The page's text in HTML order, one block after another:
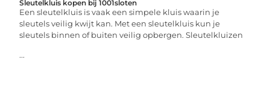
Sleutelkluis kopen bij 1001sloten
Een sleutelkluis is vaak een simpele kluis waarin je
sleutels veilig kwijt kan. Met een sleutelkluis kun je
sleutels binnen of buiten veilig opbergen. Sleutelkluizen
...